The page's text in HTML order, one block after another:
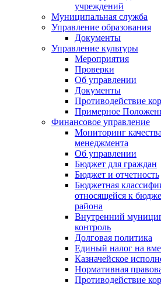
учреждений
Муниципальная служба
Управление образования
Документы
Управление культуры
Мероприятия
Проверки
Об управлении
Документы
Противодействие
Примерное
Финансовое управление
Мониторинг
менеджмента
Об управлении
Бюджет для граждан
Бюджет и отчетность
Бюджетная
относящейся к
района
Внутренний
контроль
Долговая политика
Единый налог на
Казначейское
Нормативная
Противодействие